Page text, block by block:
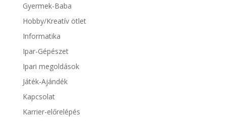
Gyermek-Baba
Hobby/Kreatív ötlet
Informatika
Ipar-Gépészet
Ipari megoldások
Játék-Ajándék
Kapcsolat
Karrier-előrelépés